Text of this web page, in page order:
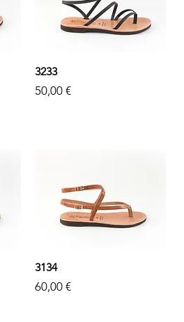
3233
Prezzo
50,00 €
3134
Prezzo
60,00 €